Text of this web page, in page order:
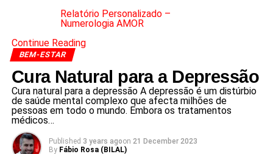
Relatório Personalizado –
Numerologia AMOR
Continue Reading
BEM-ESTAR
Cura Natural para a Depressão
Cura natural para a depressão A depressão é um distúrbio
de saúde mental complexo que afecta milhões de
pessoas em todo o mundo. Embora os tratamentos
médicos…
Published 3 years agoon 21 December 2023
By Fábio Rosa (BILAL)